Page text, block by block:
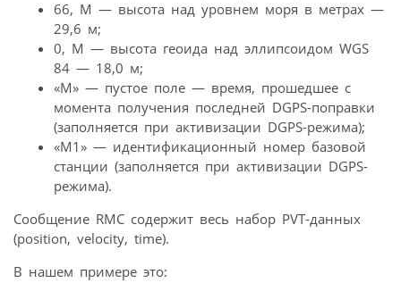
66, М — высота над уровнем моря в метрах —
29,6 м;
0, М — высота геоида над эллипсоидом WGS
84 — 18,0 м;
«М» — пустое поле — время, прошедшее с
момента получения последней DGPS-поправки
(заполняется при активизации DGPS-режима);
«М1» — идентификационный номер базовой
станции (заполняется при активизации DGPS-
режима).
Сообщение RMC содержит весь набор PVT-данных
(position, velocity, time).
В нашем примере это: